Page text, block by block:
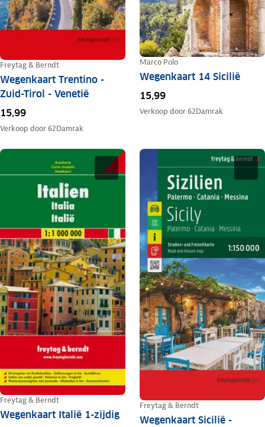
Freytag & Berndt
Wegenkaart Trentino -
Zuid-Tirol - Venetië
15,99
Verkoop door 62Damrak
Marco Polo
Wegenkaart 14 Sicilië
15,99
Verkoop door 62Damrak
Freytag & Berndt
Wegenkaart Italië 1-zijdig
Freytag & Berndt
Wegenkaart Sicilië -